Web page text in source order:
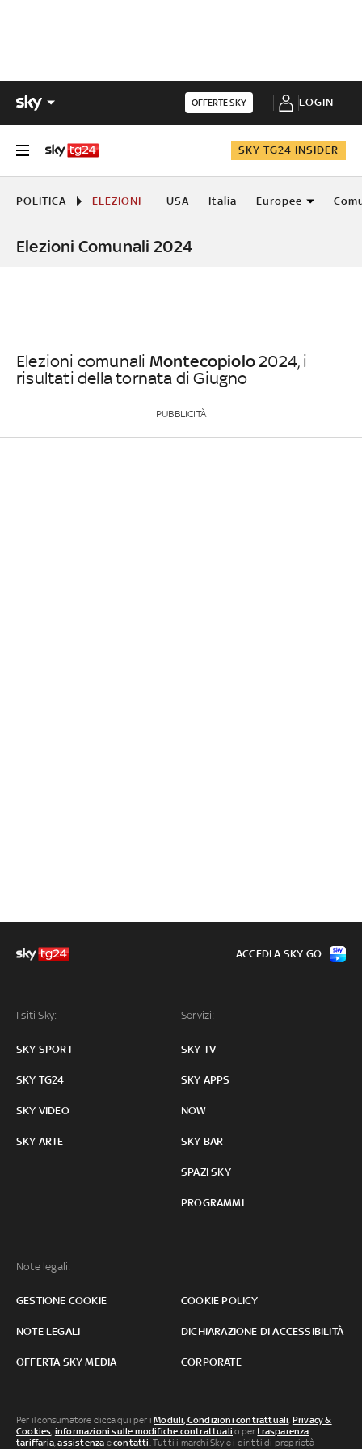
OFFERTE SKY LOGIN
SKY TG24 INSIDER
POLITICA ELEZIONI USA Italia Europee
Elezioni Comunali 2024
Elezioni comunali Montecopiolo2024, i
risultati della tornata di Giugno
PUBBLICITÀ
I siti Sky:
SKY SPORT
SKY TG24
SKY VIDEO
SKY ARTE
Servizi:
SKY TV
SKY APPS
NOW
SKY BAR
SPAZI SKY
PROGRAMMI
Note legali:
GESTIONE COOKIE COOKIE POLICY
NOTE LEGALI DICHIARAZIONE DI ACCESSIBILITÀ
OFFERTA SKY MEDIA CORPORATE
ACCEDI A SKY GO
Per il consumatore clicca qui per iModuli, Condizioni contrattuali, Privacy &
Cookies, informazioni sulle modifiche contrattuali o pertrasparenza
tariffaria,assistenza econtatti. Tutti i marchi Sky e i diritti di proprietà